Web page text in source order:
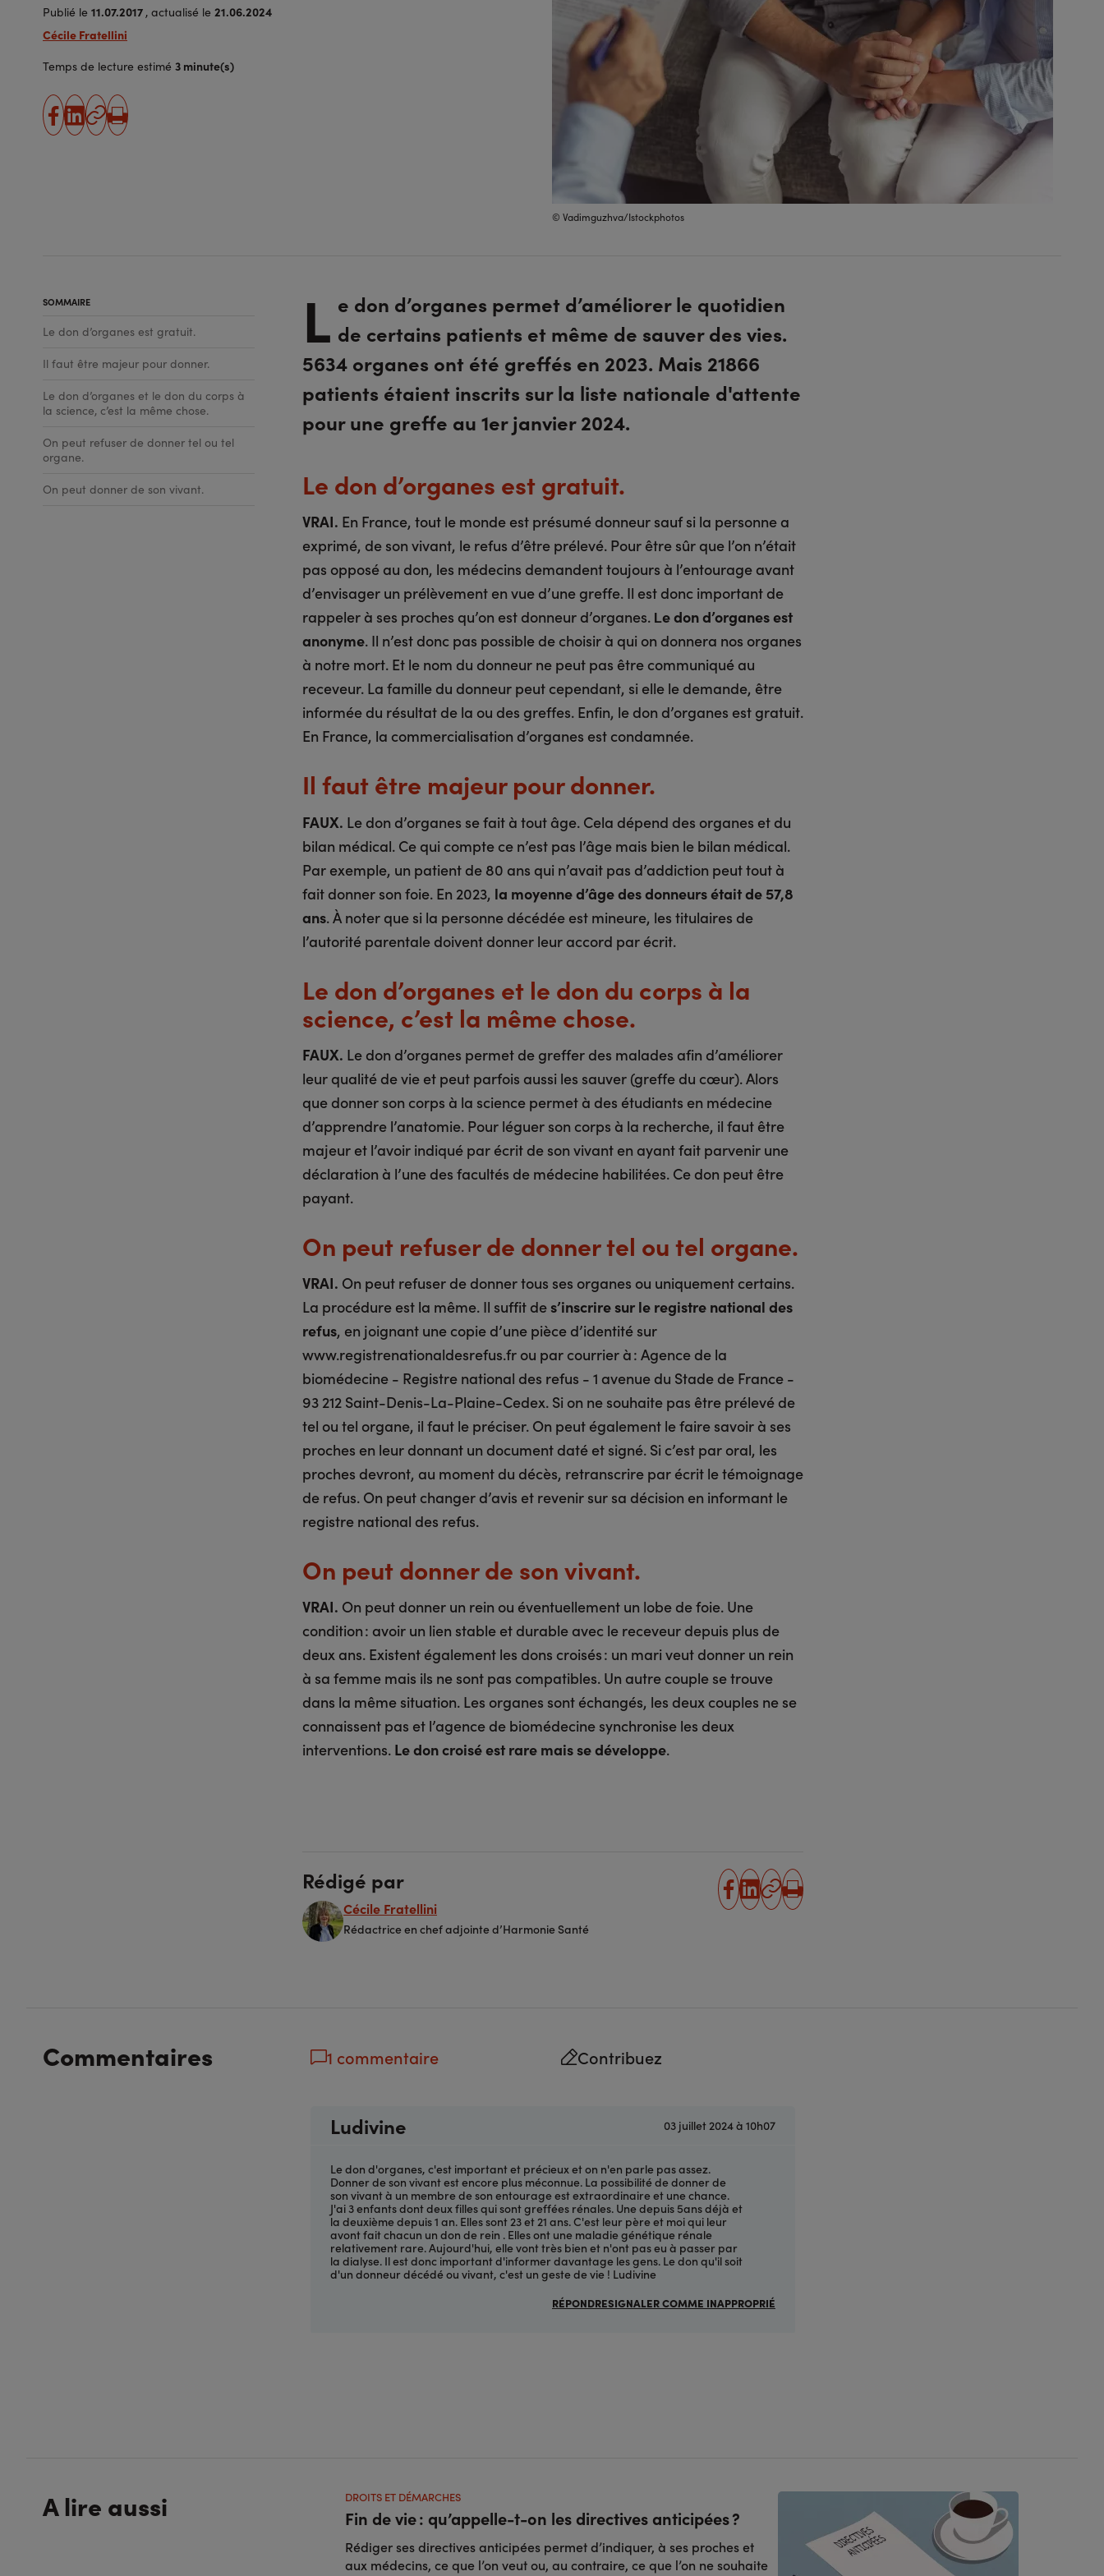
Publié le 11.07.2017 , actualisé le 21.06.2024
Cécile Fratellini
Temps de lecture estimé 3 minute(s)
partager
partager
Copier
Imprimer
© Vadimguzhva/Istockphotos
SOMMAIRE
Le don d’organes est gratuit.
Il faut être majeur pour donner.
Le don d’organes et le don du corps à
la science, c’est la même chose.
On peut refuser de donner tel ou tel
organe.
On peut donner de son vivant.
L e don d’organes permet d’améliorer le quotidien
de certains patients et même de sauver des vies.
5634 organes ont été greffés en 2023. Mais 21866
patients étaient inscrits sur la liste nationale d'attente
pour une greffe au 1er janvier 2024.
Le don d’organes est gratuit.
VRAI. En France, tout le monde est présumé donneur sauf si la personne a
exprimé, de son vivant, le refus d’être prélevé. Pour être sûr que l’on n’était
pas opposé au don, les médecins demandent toujours à l’entourage avant
d’envisager un prélèvement en vue d’une greffe. Il est donc important de
rappeler à ses proches qu’on est donneur d’organes. Le don d’organes est
anonyme. Il n’est donc pas possible de choisir à qui on donnera nos organes
à notre mort. Et le nom du donneur ne peut pas être communiqué au
receveur. La famille du donneur peut cependant, si elle le demande, être
informée du résultat de la ou des greffes. Enfin, le don d’organes est gratuit.
En France, la commercialisation d’organes est condamnée.
Il faut être majeur pour donner.
FAUX. Le don d’organes se fait à tout âge. Cela dépend des organes et du
bilan médical. Ce qui compte ce n’est pas l’âge mais bien le bilan médical.
Par exemple, un patient de 80 ans qui n’avait pas d’addiction peut tout à
fait donner son foie. En 2023, la moyenne d’âge des donneurs était de 57,8
ans. À noter que si la personne décédée est mineure, les titulaires de
l’autorité parentale doivent donner leur accord par écrit.
Le don d’organes et le don du corps à la
science, c’est la même chose.
FAUX. Le don d’organes permet de greffer des malades afin d’améliorer
leur qualité de vie et peut parfois aussi les sauver (greffe du cœur). Alors
que donner son corps à la science permet à des étudiants en médecine
d’apprendre l’anatomie. Pour léguer son corps à la recherche, il faut être
majeur et l’avoir indiqué par écrit de son vivant en ayant fait parvenir une
déclaration à l’une des facultés de médecine habilitées. Ce don peut être
payant.
On peut refuser de donner tel ou tel organe.
VRAI. On peut refuser de donner tous ses organes ou uniquement certains.
La procédure est la même. Il suffit de s’inscrire sur le registre national des
refus, en joignant une copie d’une pièce d’identité sur
www.registrenationaldesrefus.fr ou par courrier à : Agence de la
biomédecine - Registre national des refus - 1 avenue du Stade de France -
93 212 Saint-Denis-La-Plaine-Cedex. Si on ne souhaite pas être prélevé de
tel ou tel organe, il faut le préciser. On peut également le faire savoir à ses
proches en leur donnant un document daté et signé. Si c’est par oral, les
proches devront, au moment du décès, retranscrire par écrit le témoignage
de refus. On peut changer d’avis et revenir sur sa décision en informant le
registre national des refus.
On peut donner de son vivant.
VRAI. On peut donner un rein ou éventuellement un lobe de foie. Une
condition : avoir un lien stable et durable avec le receveur depuis plus de
deux ans. Existent également les dons croisés : un mari veut donner un rein
à sa femme mais ils ne sont pas compatibles. Un autre couple se trouve
dans la même situation. Les organes sont échangés, les deux couples ne se
connaissent pas et l’agence de biomédecine synchronise les deux
interventions. Le don croisé est rare mais se développe.
Rédigé par
Cécile Fratellini
Rédactrice en chef adjointe d’Harmonie Santé
partager
partager
Copier
Imprimer
Commentaires 1 commentaire Contribuez
Ludivine 03 juillet 2024 à 10h07
Le don d'organes, c'est important et précieux et on n'en parle pas assez.
Donner de son vivant est encore plus méconnue. La possibilité de donner de
son vivant à un membre de son entourage est extraordinaire et une chance.
J'ai 3 enfants dont deux filles qui sont greffées rénales. Une depuis 5ans déjà et
la deuxième depuis 1 an. Elles sont 23 et 21 ans. C'est leur père et moi qui leur
avont fait chacun un don de rein . Elles ont une maladie génétique rénale
relativement rare. Aujourd'hui, elle vont très bien et n'ont pas eu à passer par
la dialyse. Il est donc important d'informer davantage les gens. Le don qu'il soit
d'un donneur décédé ou vivant, c'est un geste de vie ! Ludivine
RÉPONDRESIGNALER COMME INAPPROPRIÉ
A lire aussi Fin de vie : qu’appelle-t-on les directives anticipées ?
DROITS ET DÉMARCHES
Rédiger ses directives anticipées permet d’indiquer, à ses proches et
aux médecins, ce que l’on veut ou, au contraire, ce que l’on ne souhaite